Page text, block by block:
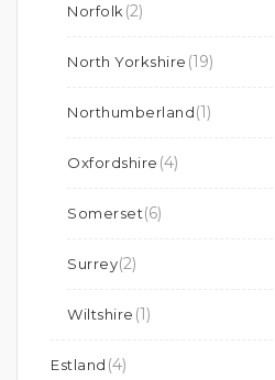
Norfolk (2)
North Yorkshire (19)
Northumberland(1)
Oxfordshire (4)
Somerset(6)
Surrey(2)
Wiltshire (1)
Estland (4)